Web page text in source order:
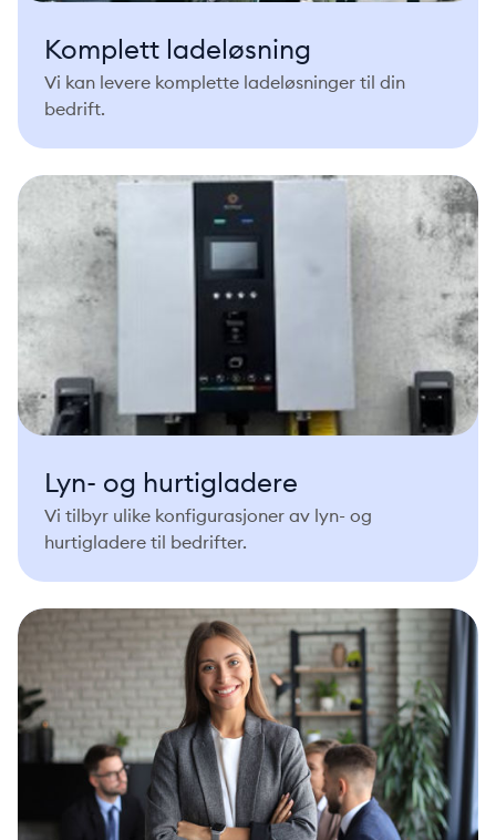
Komplett ladeløsning
Vi kan levere komplette ladeløsninger til din
bedrift.
Lyn- og hurtigladere
Vi tilbyr ulike konfigurasjoner av lyn- og
hurtigladere til bedrifter.